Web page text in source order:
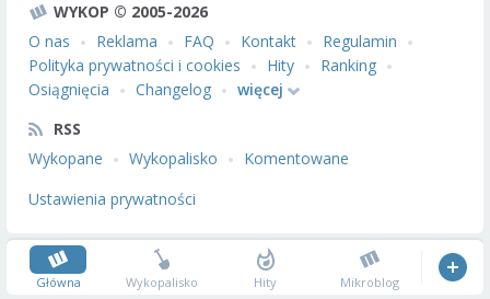
WYKOP © 2005-2026
O nas
Reklama FAQ Kontakt
Regulamin
Polityka prywatności i cookies
Hity
Ranking
Osiągnięcia
Changelog
więcej
RSS
Wykopane
Wykopalisko
Komentowane
Ustawienia prywatności
Główna Wykopalisko Hity Mikroblog